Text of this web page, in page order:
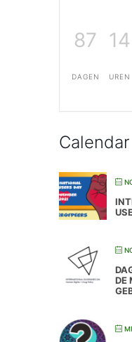
87
DAGEN
14
UREN
Calendar
DE